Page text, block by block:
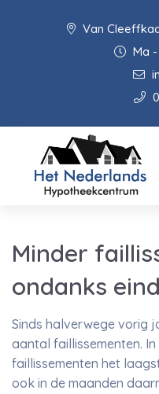
Van
Ma
Minder
ondanks
Sinds halverwege vorig
aantal faillissementen.
faillissementen het
ook in de maanden